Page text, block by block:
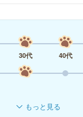
30代 40代
もっと見る